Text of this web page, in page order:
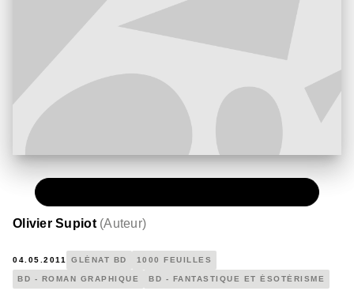
Olivier Supiot (Auteur)
04.05.2011 GLÉNAT BD 1000 FEUILLES
BD - ROMAN GRAPHIQUE BD - FANTASTIQUE ET ÉSOTÉRISME